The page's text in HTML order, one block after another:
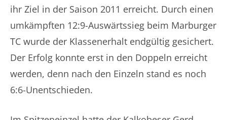
ihr Ziel in der Saison 2011 erreicht. Durch einen
umkämpften 12:9-Auswärtssieg beim Marburger
TC wurde der Klassenerhalt endgültig gesichert.
Der Erfolg konnte erst in den Doppeln erreicht
werden, denn nach den Einzeln stand es noch
6:6-Unentschieden.